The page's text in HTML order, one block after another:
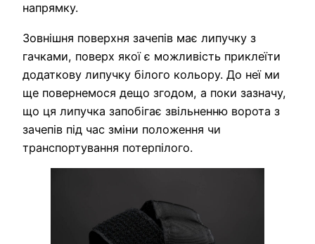
напрямку.
Зовнішня поверхня зачепів має липучку з
гачками, поверх якої є можливість приклеїти
додаткову липучку білого кольору. До неї ми
ще повернемося дещо згодом, а поки зазначу,
що ця липучка запобігає звільненню ворота з
зачепів під час зміни положення чи
транспортування потерпілого.